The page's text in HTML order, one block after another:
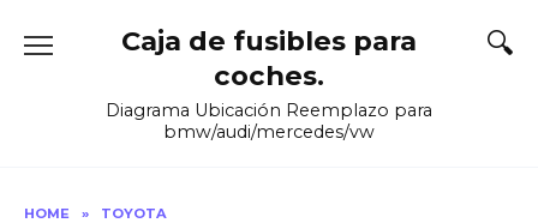
Caja de fusibles para
coches.
Diagrama Ubicación Reemplazo para
bmw/audi/mercedes/vw
HOME » TOYOTA